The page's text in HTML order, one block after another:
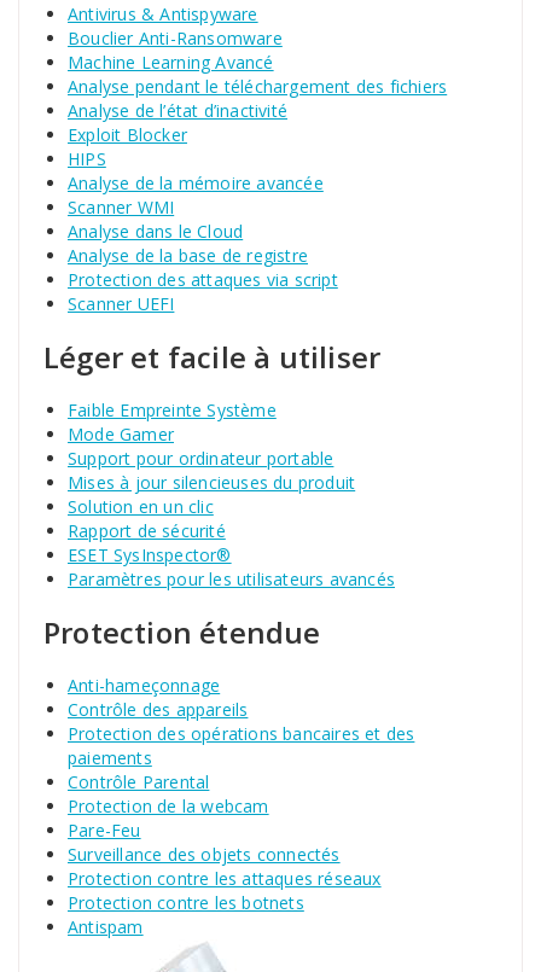
Antivirus & Antispyware
Bouclier Anti-Ransomware
Machine Learning Avancé
Analyse pendant le téléchargement des fichiers
Analyse de l’état d’inactivité
Exploit Blocker
HIPS
Analyse de la mémoire avancée
Scanner WMI
Analyse dans le Cloud
Analyse de la base de registre
Protection des attaques via script
Scanner UEFI
Léger et facile à utiliser
Faible Empreinte Système
Mode Gamer
Support pour ordinateur portable
Mises à jour silencieuses du produit
Solution en un clic
Rapport de sécurité
ESET SysInspector®
Paramètres pour les utilisateurs avancés
Protection étendue
Anti-hameçonnage
Contrôle des appareils
Protection des opérations bancaires et des
paiements
Contrôle Parental
Protection de la webcam
Pare-Feu
Surveillance des objets connectés
Protection contre les attaques réseaux
Protection contre les botnets
Antispam